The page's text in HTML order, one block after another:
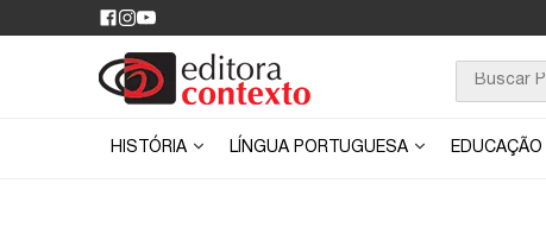
HISTÓRIA LÍNGUA PORTUGUESA EDUCAÇÃO